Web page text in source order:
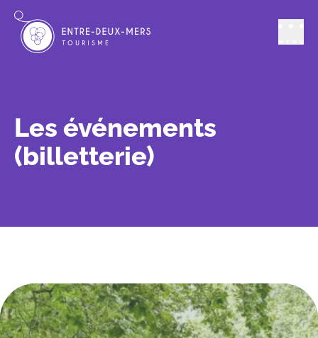
Les événements
(billetterie)